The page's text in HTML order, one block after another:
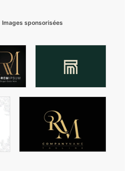
Images sponsorisées